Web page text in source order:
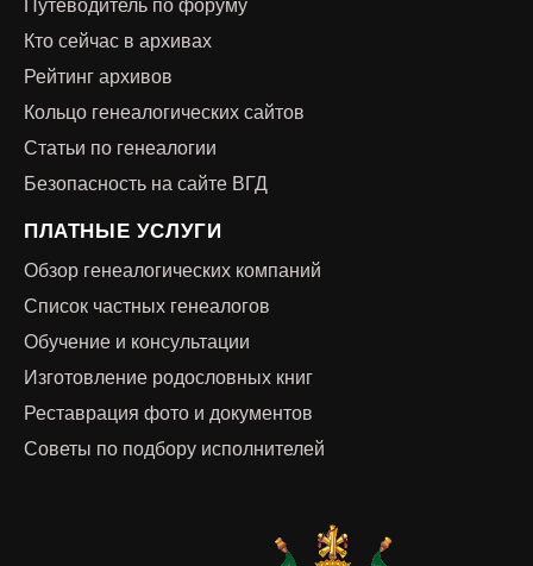
Путеводитель по форуму
Кто сейчас в архивах
Рейтинг архивов
Кольцо генеалогических сайтов
Статьи по генеалогии
Безопасность на сайте ВГД
ПЛАТНЫЕ УСЛУГИ
Обзор генеалогических компаний
Список частных генеалогов
Обучение и консультации
Изготовление родословных книг
Реставрация фото и документов
Советы по подбору исполнителей